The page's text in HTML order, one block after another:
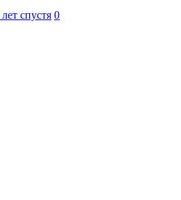
лет спустя 0